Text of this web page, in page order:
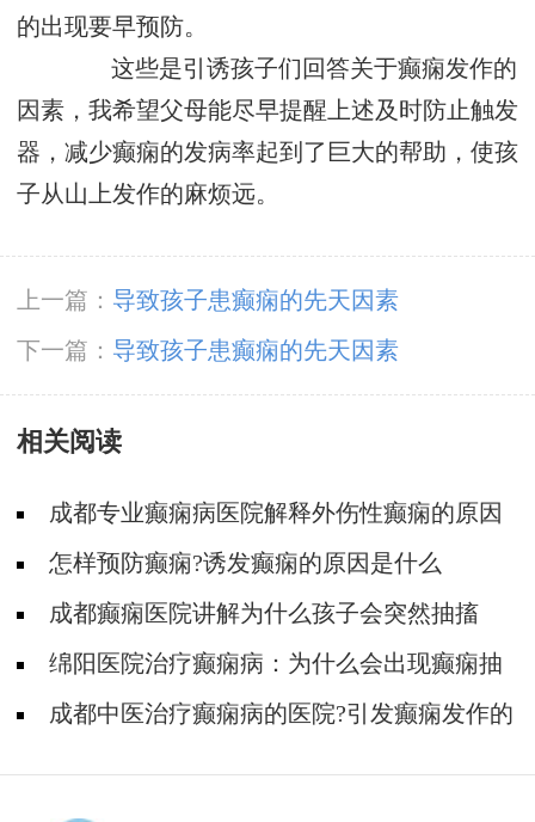
的出现要早预防。
这些是引诱孩子们回答关于癫痫发作的
因素，我希望父母能尽早提醒上述及时防止触发
器，减少癫痫的发病率起到了巨大的帮助，使孩
子从山上发作的麻烦远。
上一篇： 导致孩子患癫痫的先天因素
下一篇： 导致孩子患癫痫的先天因素
相关阅读
成都专业癫痫病医院解释外伤性癫痫的原因
怎样预防癫痫?诱发癫痫的原因是什么
成都癫痫医院讲解为什么孩子会突然抽搐
绵阳医院治疗癫痫病：为什么会出现癫痫抽
搐
成都中医治疗癫痫病的医院?引发癫痫发作的